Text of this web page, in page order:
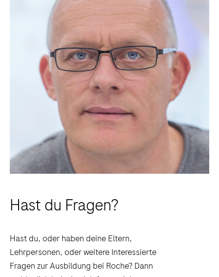
Hast du Fragen?
Hast du, oder haben deine Eltern,
Lehrpersonen, oder weitere Interessierte
Fragen zur Ausbildung bei Roche? Dann